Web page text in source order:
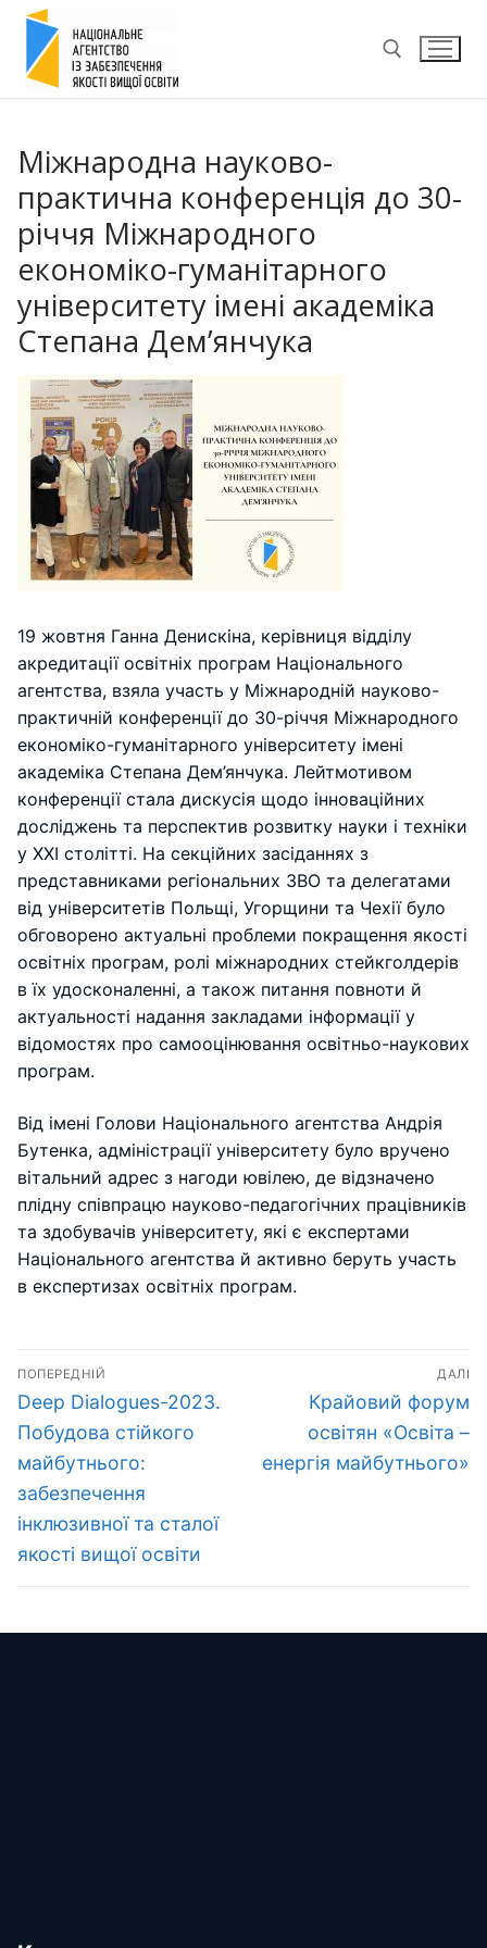
Перейти
вмісту
Міжнародна науково-
практична конференція до 30-
річчя Міжнародного
економіко-гуманітарного
університету імені академіка
Степана Дем’янчука
19 жовтня Ганна Денискіна, керівниця відділу
акредитації освітніх програм Національного
агентства, взяла участь у Міжнародній науково-
практичній конференції до 30-річчя Міжнародного
економіко-гуманітарного університету імені
академіка Степана Дем’янчука. Лейтмотивом
конференції стала дискусія щодо інноваційних
досліджень та перспектив розвитку науки і техніки
у XXI столітті. На секційних засіданнях з
представниками регіональних ЗВО та делегатами
від університетів Польщі, Угорщини та Чехії було
обговорено актуальні проблеми покращення якості
освітніх програм, ролі міжнародних стейкголдерів
в їх удосконаленні, а також питання повноти й
актуальності надання закладами інформації у
відомостях про самооцінювання освітньо-наукових
програм.
Від імені Голови Національного агентства Андрія
Бутенка, адміністрації університету було вручено
вітальний адрес з нагоди ювілею, де відзначено
плідну співпрацю науково-педагогічних працівників
та здобувачів університету, які є експертами
Національного агентства й активно беруть участь
в експертизах освітніх програм.
Навігація
записів
ПОПЕРЕДНІЙ
Попередній
запис:
Deep Dialogues-2023.
Побудова стійкого
майбутнього:
забезпечення
інклюзивної та сталої
якості вищої освіти
ДАЛІ
Наступний
запис:
Крайовий форум
освітян «Освіта –
енергія майбутнього»